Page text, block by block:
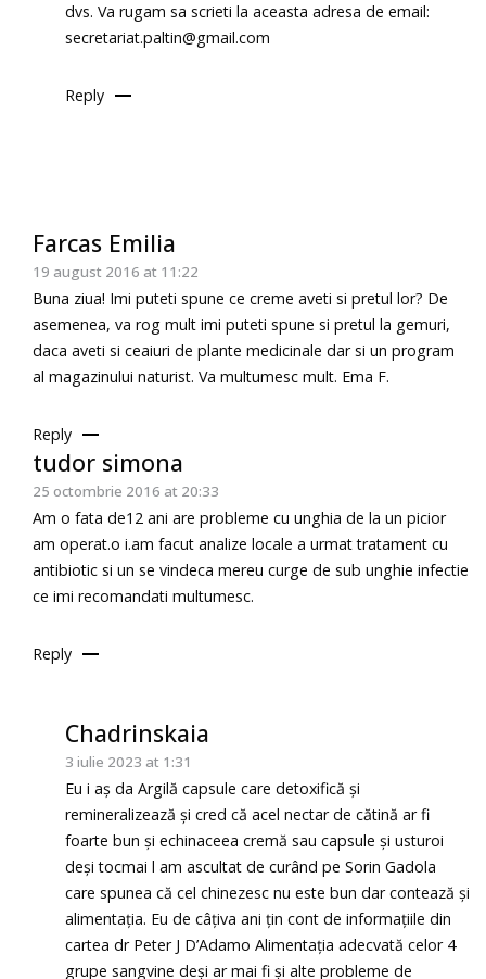
dvs. Va rugam sa scrieti la aceasta adresa de email:
secretariat.paltin@gmail.com
Reply
Farcas Emilia
19 august 2016 at 11:22
Buna ziua! Imi puteti spune ce creme aveti si pretul lor? De
asemenea, va rog mult imi puteti spune si pretul la gemuri,
daca aveti si ceaiuri de plante medicinale dar si un program
al magazinului naturist. Va multumesc mult. Ema F.
Reply
tudor simona
25 octombrie 2016 at 20:33
Am o fata de12 ani are probleme cu unghia de la un picior
am operat.o i.am facut analize locale a urmat tratament cu
antibiotic si un se vindeca mereu curge de sub unghie infectie
ce imi recomandati multumesc.
Reply
Chadrinskaia
3 iulie 2023 at 1:31
Eu i aș da Argilă capsule care detoxifică și
remineralizează și cred că acel nectar de cătină ar fi
foarte bun și echinaceea cremă sau capsule și usturoi
deși tocmai l am ascultat de curând pe Sorin Gadola
care spunea că cel chinezesc nu este bun dar contează și
alimentația. Eu de câțiva ani țin cont de informațiile din
cartea dr Peter J D’Adamo Alimentația adecvată celor 4
grupe sangvine deși ar mai fi și alte probleme de